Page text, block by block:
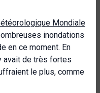
Mondiale
inondations
en ce moment. En
avait de très fortes
le plus, comme